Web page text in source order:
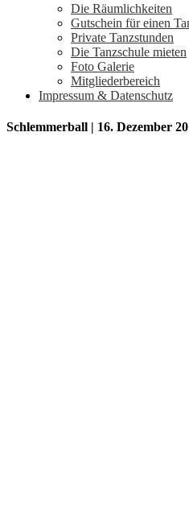
Die Räumlichkeiten
Gutschein für einen
Private Tanzstunden
Die Tanzschule mieten
Foto Galerie
Mitgliederbereich
Impressum & Datenschutz
Schlemmerball | 16. Dezember